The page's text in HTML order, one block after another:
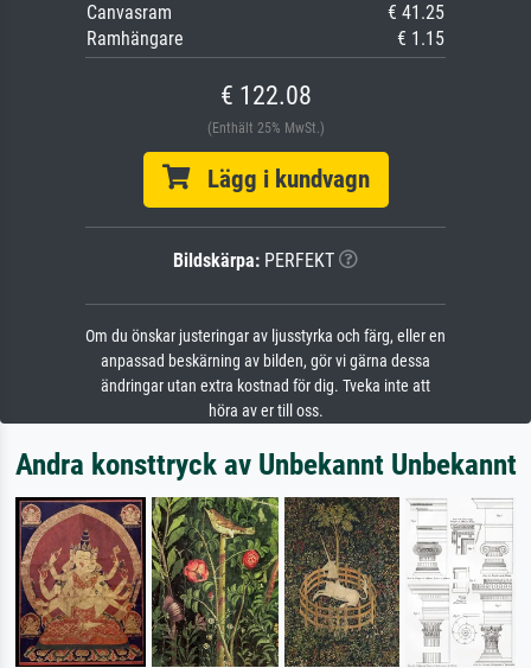
Canvasram
€ 41.25
Ramhängare
€ 1.15
€ 122.08
(Enthält 25% MwSt.)
Lägg i kundvagn
Bildskärpa: PERFEKT
Om du önskar justeringar av ljusstyrka och färg, eller en
anpassad beskärning av bilden, gör vi gärna dessa
ändringar utan extra kostnad för dig. Tveka inte att
höra av er till oss.
Andra konsttryck av Unbekannt Unbekannt